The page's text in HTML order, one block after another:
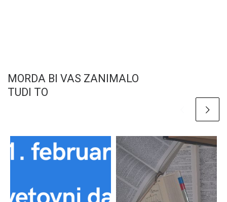
MORDA BI VAS ZANIMALO
TUDI TO